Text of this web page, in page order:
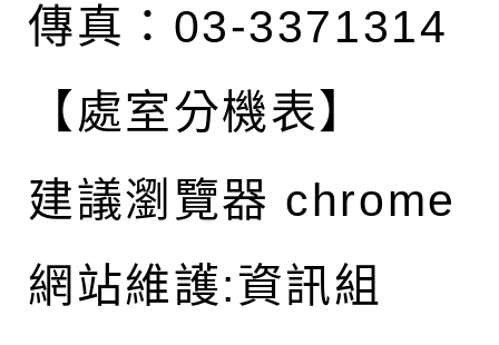
傳真：03-3371314
【處室分機表】
建議瀏覽器 chrome
網站維護:資訊組